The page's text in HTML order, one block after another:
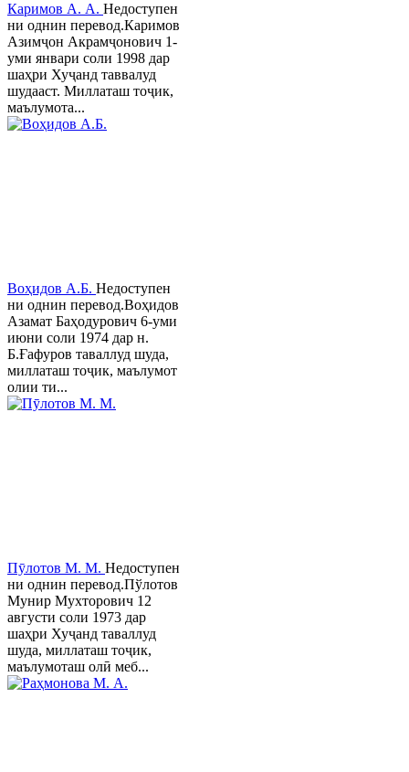
Каримов А. А. Недоступен
ни однин перевод.Каримов
Азимҷон Акрамҷонович 1-
уми январи соли 1998 дар
шаҳри Хуҷанд таввалуд
шудааст. Миллаташ тоҷик,
маълумота...
Воҳидов А.Б. Недоступен
ни однин перевод.Воҳидов
Азамат Баҳодурович 6-уми
июни соли 1974 дар н.
Б.Ғафуров таваллуд шуда,
миллаташ тоҷик, маълумот
олии ти...
Пӯлотов М. М. Недоступен
ни однин перевод.Пўлотов
Мунир Мухторович 12
августи соли 1973 дар
шаҳри Хуҷанд таваллуд
шуда, миллаташ тоҷик,
маълумоташ олӣ меб...